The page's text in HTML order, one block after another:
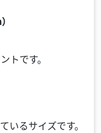
トです。
いるサイズです。